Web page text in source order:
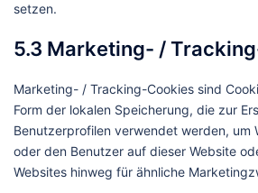
setzen.
5.3 Marketing- /
Marketing- / Tracking-Cookies sind
Form der lokalen Speicherung, die zur
Benutzerprofilen verwendet werden, um
oder den Benutzer auf dieser Website
Websites hinweg für ähnliche